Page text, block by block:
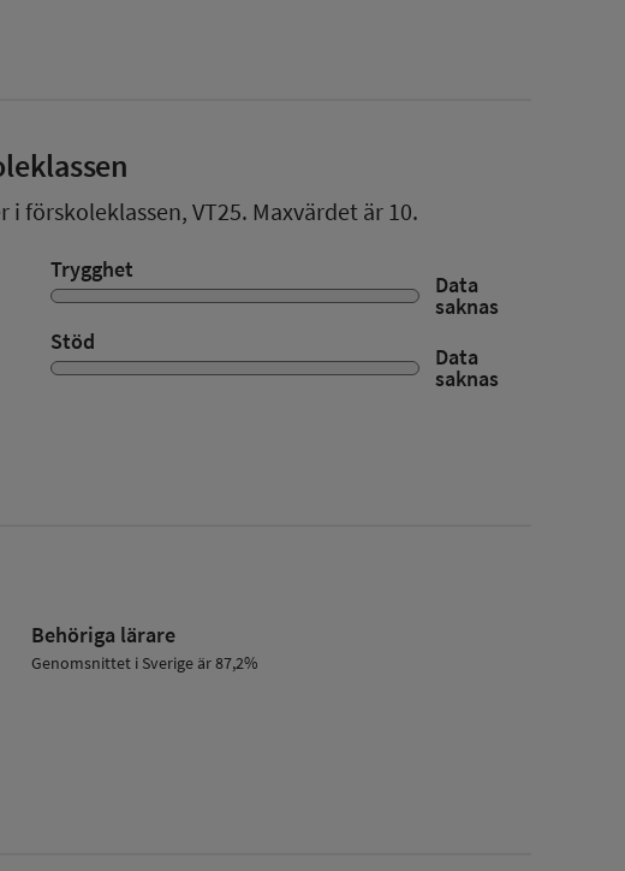
i förskoleklassen, VT25. Maxvärdet är 10.
Trygghet
Data
saknas
Stöd
Data
saknas
Behöriga lärare
Genomsnittet i Sverige är 87,2%